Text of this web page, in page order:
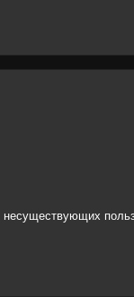
несуществующих